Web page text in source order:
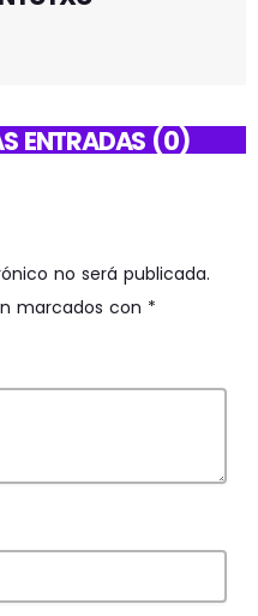
ENTRADAS (0)
no será publicada.
marcados con *